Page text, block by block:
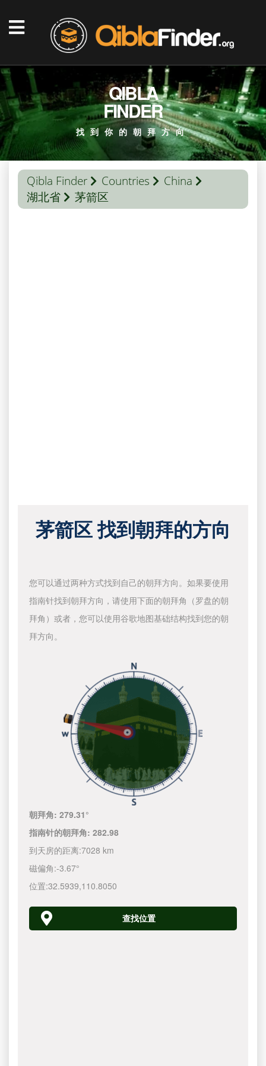
QIBLA
FINDER
找到你的朝拜方向
Qibla Finder Countries
China
湖北省
茅箭区
茅箭区 找到朝拜的方向
您可以通过两种方式找到自己的朝拜方向。如果要使用
指南针找到朝拜方向，请使用下面的朝拜角（罗盘的朝
拜角）或者，您可以使用谷歌地图基础结构找到您的朝
拜方向。
朝拜角:279.31°
指南针的朝拜角:282.98
到天房的距离:7028 km
磁偏角:-3.67°
位置:32.5939,110.8050
查找位置